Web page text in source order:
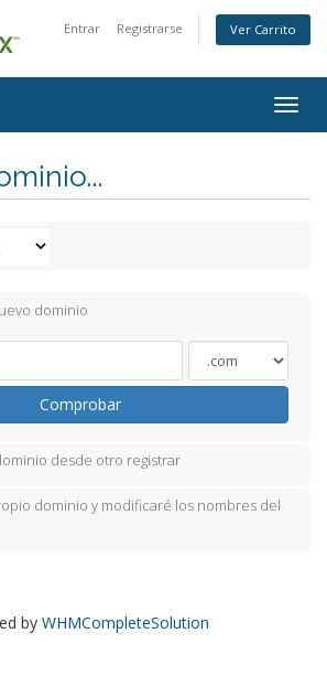
Entrar Registrarse Ver Carrito
dominio
Comprobar
desde otro registrar
dominio y modificaré los nombres del
by WHMCompleteSolution